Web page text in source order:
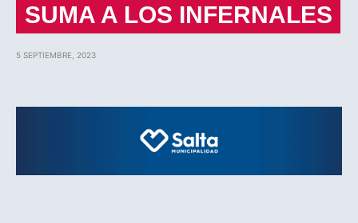
SUMA A LOS INFERNALES
5 SEPTIEMBRE, 2023